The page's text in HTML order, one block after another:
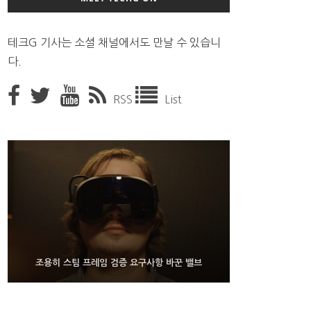
테크G 기사는 소셜 채널에서도 만날 수 있습니
다.
RSS List
조용히 스팀 프레임 검증 요구사항 바꾼 밸브
9월 4일부터 서비스 접는 안드로이드 장치용 구글 어
시스턴트
FMS 2026서 차세대 3D 메모리 ZHBM·ZNAND-O
모형 처음 선보인 삼성전자